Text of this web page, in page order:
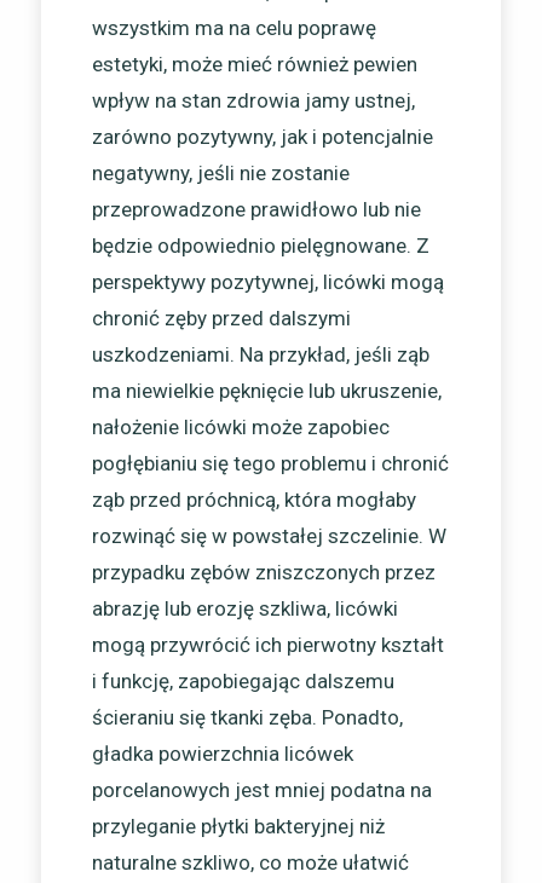
wszystkim ma na celu poprawę
estetyki, może mieć również pewien
wpływ na stan zdrowia jamy ustnej,
zarówno pozytywny, jak i potencjalnie
negatywny, jeśli nie zostanie
przeprowadzone prawidłowo lub nie
będzie odpowiednio pielęgnowane. Z
perspektywy pozytywnej, licówki mogą
chronić zęby przed dalszymi
uszkodzeniami. Na przykład, jeśli ząb
ma niewielkie pęknięcie lub ukruszenie,
nałożenie licówki może zapobiec
pogłębianiu się tego problemu i chronić
ząb przed próchnicą, która mogłaby
rozwinąć się w powstałej szczelinie. W
przypadku zębów zniszczonych przez
abrazję lub erozję szkliwa, licówki
mogą przywrócić ich pierwotny kształt
i funkcję, zapobiegając dalszemu
ścieraniu się tkanki zęba. Ponadto,
gładka powierzchnia licówek
porcelanowych jest mniej podatna na
przyleganie płytki bakteryjnej niż
naturalne szkliwo, co może ułatwić